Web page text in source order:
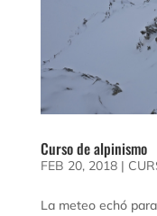
Curso de alpinismo
FEB 20, 2018|
La meteo echó